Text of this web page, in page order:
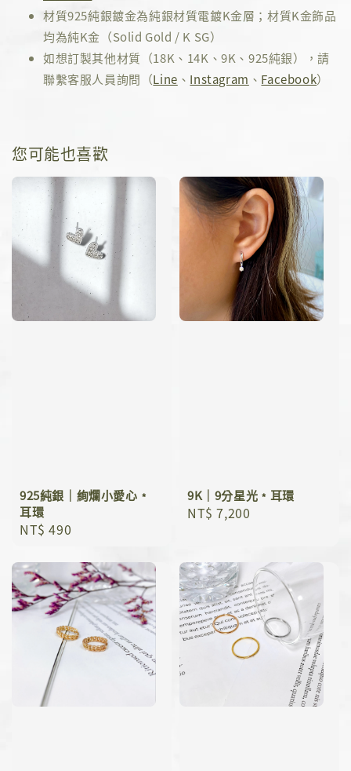
材質925純銀鍍金為純銀材質電鍍K金層；材質K金飾品
均為純K金（Solid Gold / K SG）
如想訂製其他材質（18K、14K、9K、925純銀），請
聯繫客服人員詢問（Line 、 Instagram 、 Facebook）
您可能也喜歡
925純銀｜絢爛小愛心﹡
耳環
Regular
NT$ 490
9K｜9分星光﹡耳環
Regular
NT$ 7,200